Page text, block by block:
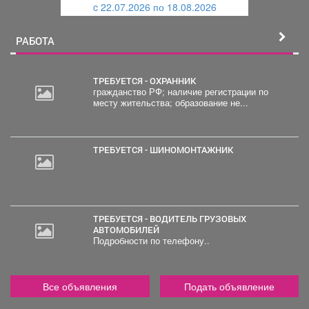
c 22.07.2026 по 18.08.2026
РАБОТА
ТРЕБУЕТСЯ - ОХРАННИК
гражданство РФ; наличие регистрации по
месту жительства; образование не...
ТРЕБУЕТСЯ - ШИНОМОНТАЖНИК
ТРЕБУЕТСЯ - ВОДИТЕЛЬ ГРУЗОВЫХ
АВТОМОБИЛЕЙ
Подробности по телефону..
Все объявления Подать объявление